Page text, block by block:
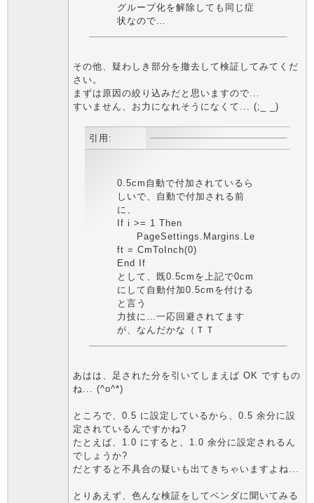
グループ化を解除しても同じ症
状なので…
その他、疑わしき部分を撤去して検証してみてくだ
さい。
まずは原因の絞り込みだと思いますので...
すいません、お力になれそうになくて... (;_ _)
引用:
0.5cm自動で付加されているら
しいで、自動で付加される前
に、
If i >= 1 Then
PageSettings.Margins.Le
ft = CmToInch(0)
End If
として、既0.5cmを上記で0cm
にして自動付加0.5cmを付ける
と言う
力技に…一応回避されてます
が、なんだかな（ＴＴ
あはは、足された分を引いてしまえば OK ですもの
ね... (^o^*)
ところで、0.5 に設定しているから、0.5 余分に設
定されているんですかね?
たとえば、1.0 にすると、1.0 余分に設定されるん
でしょうか?
だとすると不具合の疑いも出てきちゃいますよね...
とりあえず、色んな検証をしてベンダに聞いてみる